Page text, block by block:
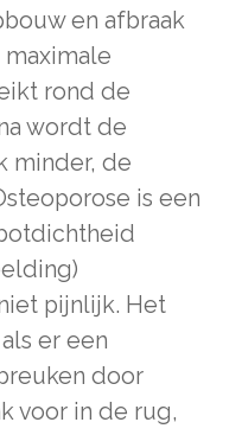
en afbraak
maximale
rond de
wordt de
minder, de
is een
pijnlijk. Het
er een
door
voor in de rug,